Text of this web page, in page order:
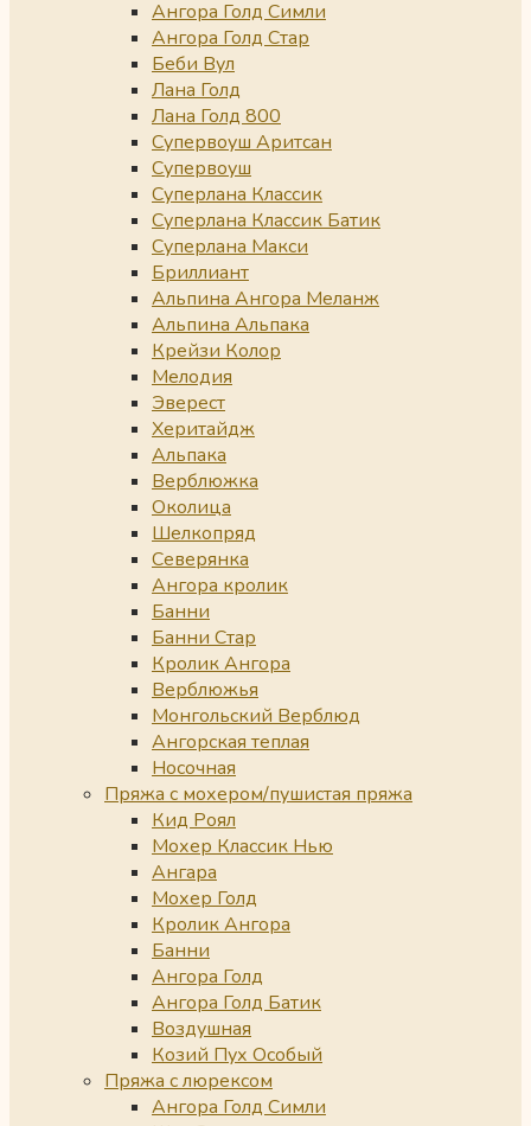
Ангора Голд Симли
Ангора Голд Стар
Беби Вул
Лана Голд
Лана Голд 800
Супервоуш Аритсан
Супервоуш
Суперлана Классик
Суперлана Классик Батик
Суперлана Макси
Бриллиант
Альпина Ангора Меланж
Альпина Альпака
Крейзи Колор
Мелодия
Эверест
Херитайдж
Альпака
Верблюжка
Околица
Шелкопряд
Северянка
Ангора кролик
Банни
Банни Стар
Кролик Ангора
Верблюжья
Монгольский Верблюд
Ангорская теплая
Носочная
Пряжа с мохером/пушистая пряжа
Кид Роял
Мохер Классик Нью
Ангара
Мохер Голд
Кролик Ангора
Банни
Ангора Голд
Ангора Голд Батик
Воздушная
Козий Пух Особый
Пряжа с люрексом
Ангора Голд Симли